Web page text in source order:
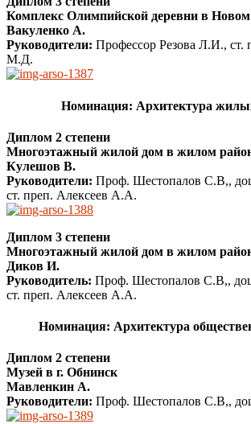
Комплекс Олимпийской деревни в
Вакуленко А.
Руководители: Профессор Резова Л.И., ст.
М.Д.
Номинация: Архитектура
Диплом 2 степени
Многоэтажный жилой дом в жилом
Кулешов В.
Руководители: Проф. Шестопалов С.В,,
ст. преп. Алексеев А.А.
Диплом 3 степени
Многоэтажный жилой дом в жилом
Диков И.
Руководитель: Проф. Шестопалов С.В,,
ст. преп. Алексеев А.А.
Номинация: Архитектура
Диплом 2 степени
Музей в г. Обнинск
Мавленкин А.
Руководители: Проф. Шестопалов С.В,,